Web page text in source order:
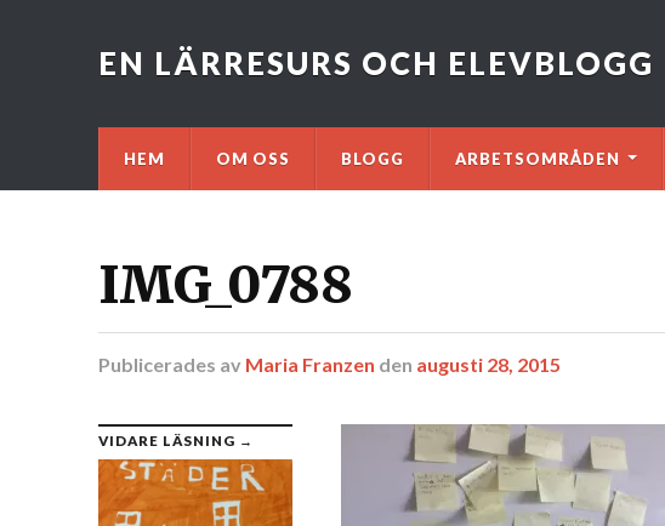
EN LÄRRESURS OCH ELEVBLOGG
HEM OM OSS BLOGG ARBETSOMRÅDEN
IMG_0788
Publicerades av Maria Franzen den augusti 28, 2015
VIDARE LÄSNING →